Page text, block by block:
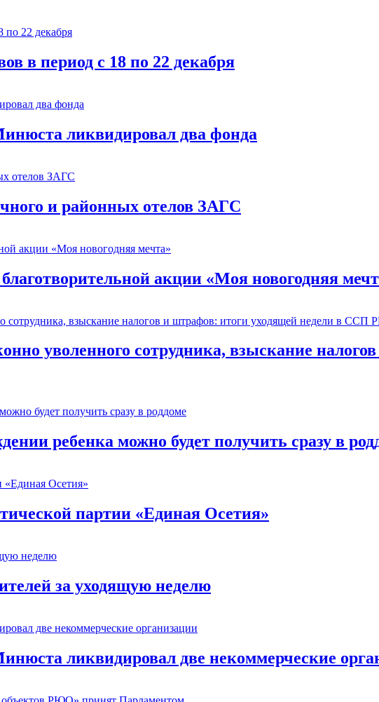
в период с 18 по 22 декабря
ликвидировал два фонда
и районных отелов ЗАГС
акции «Моя новогодняя
уволенного сотрудника, взыскание
ребенка можно будет получить сразу в
партии «Единая Осетия»
за уходящую неделю
ликвидировал две некоммерческие